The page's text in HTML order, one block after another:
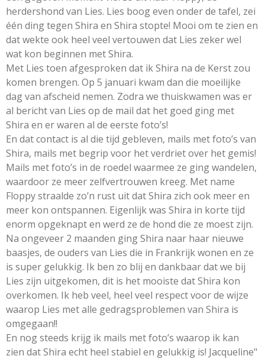
herdershond van Lies. Lies boog even onder de tafel, zei
één ding tegen Shira en Shira stopte! Mooi om te zien en
dat wekte ook heel veel vertouwen dat Lies zeker wel
wat kon beginnen met Shira.
Met Lies toen afgesproken dat ik Shira na de Kerst zou
komen brengen. Op 5 januari kwam dan die moeilijke
dag van afscheid nemen. Zodra we thuiskwamen was er
al bericht van Lies op de mail dat het goed ging met
Shira en er waren al de eerste foto’s!
En dat contact is al die tijd gebleven, mails met foto’s van
Shira, mails met begrip voor het verdriet over het gemis!
Mails met foto’s in de roedel waarmee ze ging wandelen,
waardoor ze meer zelfvertrouwen kreeg. Met name
Floppy straalde zo’n rust uit dat Shira zich ook meer en
meer kon ontspannen. Eigenlijk was Shira in korte tijd
enorm opgeknapt en werd ze de hond die ze moest zijn.
Na ongeveer 2 maanden ging Shira naar haar nieuwe
baasjes, de ouders van Lies die in Frankrijk wonen en ze
is super gelukkig. Ik ben zo blij en dankbaar dat we bij
Lies zijn uitgekomen, dit is het mooiste dat Shira kon
overkomen. Ik heb veel, heel veel respect voor de wijze
waarop Lies met alle gedragsproblemen van Shira is
omgegaan!!
En nog steeds krijg ik mails met foto’s waarop ik kan
zien dat Shira echt heel stabiel en gelukkig is! Jacqueline"